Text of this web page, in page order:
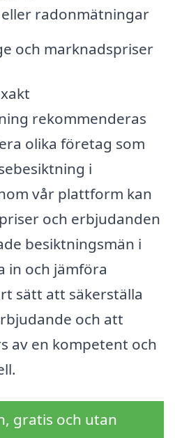
radonmätningar
och marknadspriser
rekommenderas
olika företag som
i
vår plattform kan
och erbjudanden
besiktningsmän i
in och jämföra
sätt att säkerställa
och att
av en kompetent och
gratis och utan